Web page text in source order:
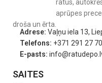
ratus,
aprūpes
droša un ērta.
Adrese: Vaļņu iela 13,
Telefons: +371 291 27
E-pasts:
SAITES